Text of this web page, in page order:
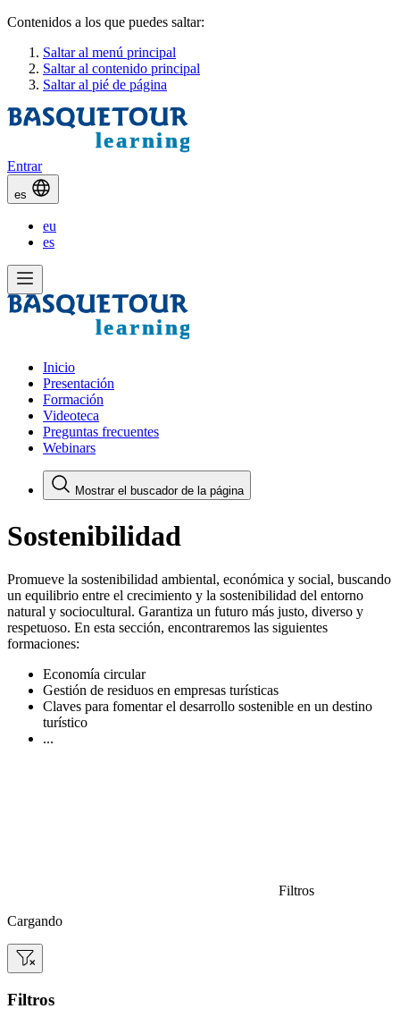
Contenidos a los que puedes saltar:
Saltar al menú principal
Saltar al contenido principal
Saltar al pié de página
Entrar
es
eu
es
Inicio
Presentación
Formación
Videoteca
Preguntas frecuentes
Webinars
Mostrar el buscador de la página
Sostenibilidad
Promueve la sostenibilidad ambiental, económica y social, buscando
un equilibrio entre el crecimiento y la sostenibilidad del entorno
natural y sociocultural. Garantiza un futuro más justo, diverso y
respetuoso. En esta sección, encontraremos las siguientes
formaciones:
Economía circular
Gestión de residuos en empresas turísticas
Claves para fomentar el desarrollo sostenible en un destino
turístico
...
Filtros
Cargando
Filtros